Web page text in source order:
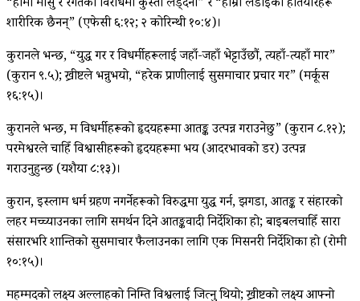
“हामी मासु र रगतको विरोधमा कुस्ती लड्दैनौं” र “हाम्रा लडाइँका हतियारहरू
शारीरिक छैनन्” (एफेसी ६:१२; २ कोरिन्थी १०:४)।
कुरानले भन्छ, “युद्ध गर र विधर्मीहरूलाई जहाँ-जहाँ भेट्टाउँछौं, त्यहाँ-त्यहाँ मार”
(कुरान ९.५); ख्रीष्टले भन्नुभयो, “हरेक प्राणीलाई सुसमाचार प्रचार गर” (मर्कूस
१६:१५)।
कुरानले भन्छ, म विधर्मीहरूको हृदयहरूमा आतङ्क उत्पन्न गराउनेछु” (कुरान ८.१२);
परमेश्वरले चाहिँ विश्वासीहरूको हृदयहरूमा भय (आदरभावको डर) उत्पन्न
गराउनुहुन्छ (यशैया ८:१३)।
कुरान, इस्लाम धर्म ग्रहण नगर्नेहरूको विरुद्धमा युद्ध गर्न, झगडा, आतङ्क र संहारको
लहर मच्च्याउनका लागि समर्थन दिने आतङ्कवादी निर्देशिका हो; बाइबलचाहिँ सारा
संसारभरि शान्तिको सुसमाचार फैलाउनका लागि एक मिसनरी निर्देशिका हो (रोमी
१०:१५)।
महम्मदको लक्ष्य अल्लाहको निम्ति विश्वलाई जित्‍नु थियो; ख्रीष्टको लक्ष्य आफ्नो